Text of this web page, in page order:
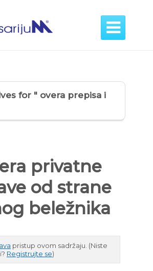

for " overa prepisa i
privatne
od strane
beležnika
pristup ovom sadržaju. (Niste
Registrujte se)